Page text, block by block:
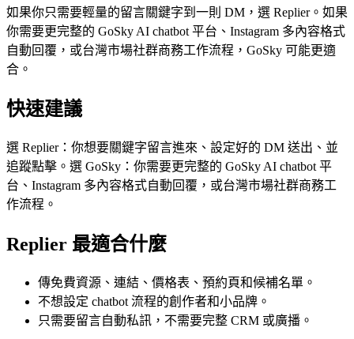
如果你只需要輕量的留言關鍵字到一則 DM，選 Replier。如果
你需要更完整的 GoSky AI chatbot 平台、Instagram 多內容格式
自動回覆，或台灣市場社群商務工作流程，GoSky 可能更適
合。
快速建議
選 Replier：你想要關鍵字留言進來、設定好的 DM 送出、並
追蹤點擊。選 GoSky：你需要更完整的 GoSky AI chatbot 平
台、Instagram 多內容格式自動回覆，或台灣市場社群商務工
作流程。
Replier 最適合什麼
傳免費資源、連結、價格表、預約頁和候補名單。
不想設定 chatbot 流程的創作者和小品牌。
只需要留言自動私訊，不需要完整 CRM 或廣播。